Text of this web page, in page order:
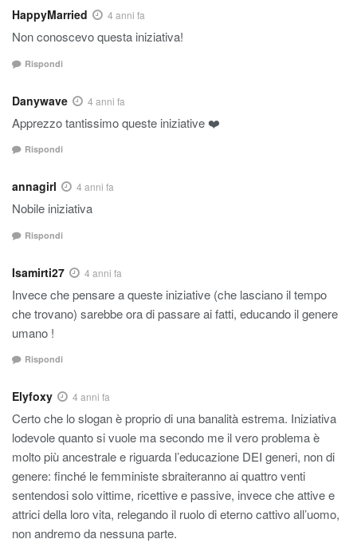
HappyMarried 4 anni fa
Non conoscevo questa iniziativa!
Rispondi
Danywave 4 anni fa
Apprezzo tantissimo queste iniziative ❤️
Rispondi
annagirl 4 anni fa
Nobile iniziativa
Rispondi
Isamirti27 4 anni fa
Invece che pensare a queste iniziative (che lasciano il tempo
che trovano) sarebbe ora di passare ai fatti, educando il genere
umano !
Rispondi
Elyfoxy 4 anni fa
Certo che lo slogan è proprio di una banalità estrema. Iniziativa
lodevole quanto si vuole ma secondo me il vero problema è
molto più ancestrale e riguarda l’educazione DEI generi, non di
genere: finché le femministe sbraiteranno ai quattro venti
sentendosi solo vittime, ricettive e passive, invece che attive e
attrici della loro vita, relegando il ruolo di eterno cattivo all’uomo,
non andremo da nessuna parte.